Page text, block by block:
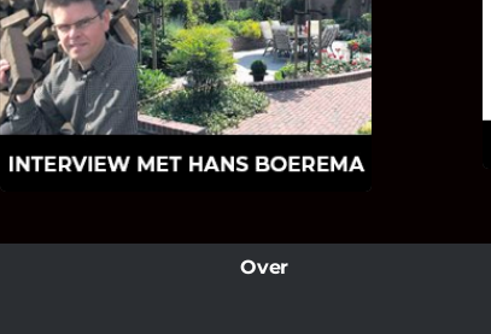
INTERVIEW MET HANS
BOEREMA
Hoe Bricks and Stones ontstaan is en
wat Hans Boerema motiveert in de
wereld van klinkers en tegels!
Over